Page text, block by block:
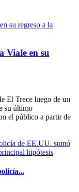
Viale en su
El Trece luego de un
su último
el público a partir de